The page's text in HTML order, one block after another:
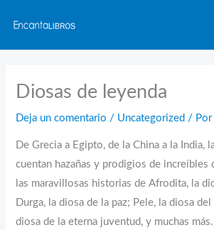
contenido
Diosas de leyenda
Deja un comentario / Uncategorized / Por
De Grecia a Egipto, de la China a la India,
cuentan hazañas y prodigios de increíbles
las maravillosas historias de Afrodita, la
Durga, la diosa de la paz; Pele, la diosa
diosa de la eterna juventud, y muchas más.